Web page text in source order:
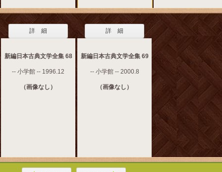
詳 細
新編日本古典文学全集 68
-- 小学館 -- 1996.12
（画像なし）
詳 細
新編日本古典文学全集 69
-- 小学館 -- 2000.8
（画像なし）